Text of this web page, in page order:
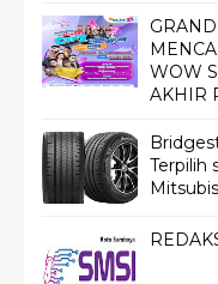
WOW
AKHIR
Terpilih